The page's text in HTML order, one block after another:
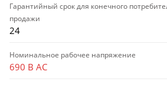
Гарантийный срок для конечного
продажи
24
Номинальное рабочее напряжение
690 В AC